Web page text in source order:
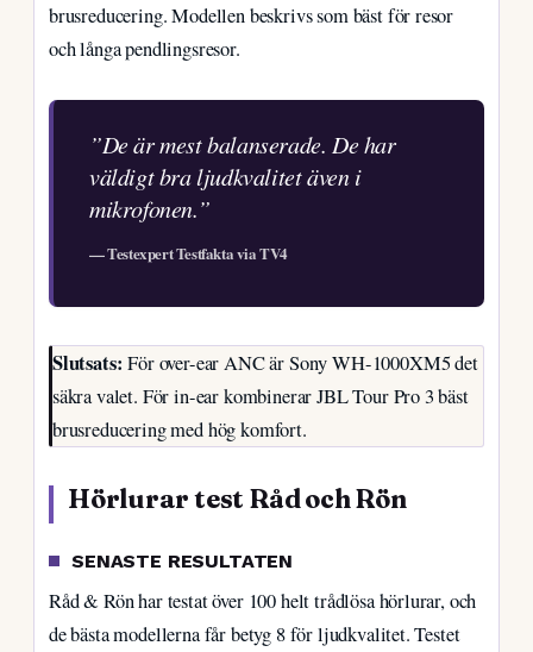
brusreducering. Modellen beskrivs som bäst för resor
och långa pendlingsresor.
”De är mest balanserade. De har
väldigt bra ljudkvalitet även i
mikrofonen.”
— Testexpert Testfakta via TV4
Slutsats: För over-ear ANC är Sony WH-1000XM5 det
säkra valet. För in-ear kombinerar JBL Tour Pro 3 bäst
brusreducering med hög komfort.
Hörlurar test Råd och Rön
SENASTE RESULTATEN
Råd & Rön har testat över 100 helt trådlösa hörlurar, och
de bästa modellerna får betyg 8 för ljudkvalitet. Testet